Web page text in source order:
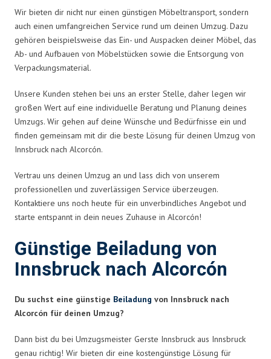
Wir bieten dir nicht nur einen günstigen Möbeltransport, sondern
auch einen umfangreichen Service rund um deinen Umzug. Dazu
gehören beispielsweise das Ein- und Auspacken deiner Möbel, das
Ab- und Aufbauen von Möbelstücken sowie die Entsorgung von
Verpackungsmaterial.
Unsere Kunden stehen bei uns an erster Stelle, daher legen wir
großen Wert auf eine individuelle Beratung und Planung deines
Umzugs. Wir gehen auf deine Wünsche und Bedürfnisse ein und
finden gemeinsam mit dir die beste Lösung für deinen Umzug von
Innsbruck nach Alcorcón.
Vertrau uns deinen Umzug an und lass dich von unserem
professionellen und zuverlässigen Service überzeugen.
Kontaktiere uns noch heute für ein unverbindliches Angebot und
starte entspannt in dein neues Zuhause in Alcorcón!
Günstige Beiladung von
Innsbruck nach Alcorcón
Du suchst eine günstige Beiladung von Innsbruck nach
Alcorcón für deinen Umzug?
Dann bist du bei Umzugsmeister Gerste Innsbruck aus Innsbruck
genau richtig! Wir bieten dir eine kostengünstige Lösung für